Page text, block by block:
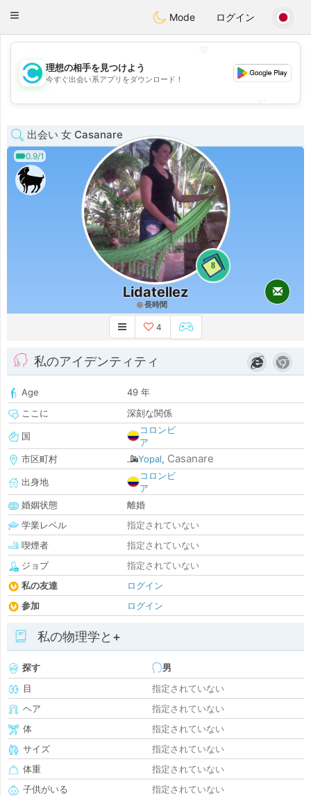
olombiaCitas
Toggle
Mode ログイン
💖
💕
理想の相手を見つけよう
今すぐ出会い系アプリをダウンロード！
出会い 女 Casanare
0.9/1
8
Lidatellez
長時間
4
私のアイデンティティ
Age
49 年
ここに
深刻な関係
国
コロンビ
ア
市区町村
Yopal, Casanare
出身地
コロンビ
ア
婚姻状態
離婚
学業レベル
指定されていない
喫煙者
指定されていない
ジョブ
指定されていない
私の友達
ログイン
参加
ログイン
私の物理学と+
探す
男
目
指定されていない
ヘア
指定されていない
体
指定されていない
サイズ
指定されていない
体重
指定されていない
子供がいる
指定されていない